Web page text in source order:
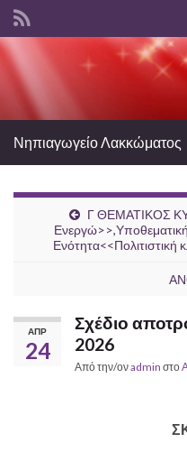
Search for:
Νηπιαγωγείο Λακκώματος
Γ ΘΕΜΑΤΙΚΟΣ
Ενότητα<<Πολιτιστική
ΑΠΡ
24
Σχέδιο
2026
Από την/ονadmin στο